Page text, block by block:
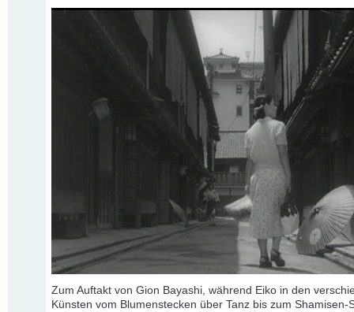
Zum Auftakt von Gion Bayashi, während Eiko in den
Künsten vom Blumenstecken über Tanz bis zum Shamisen-